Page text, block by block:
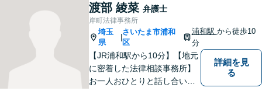
渡部 綾菜 弁護士
岸町法律事務所
埼玉
県
|
さいたま市浦和
区
浦和駅 から徒歩10
分
【JR浦和駅から10分】【地元
に密着した法律相談事務所】
お一人おひとりと話し合い、
詳細を見
る